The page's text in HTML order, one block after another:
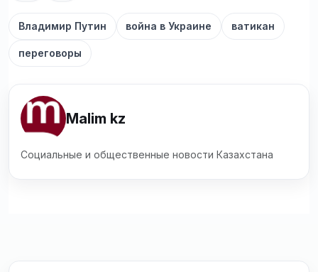
Владимир Путин война в Украине ватикан
переговоры
Malim kz
Социальные и общественные новости Казахстана